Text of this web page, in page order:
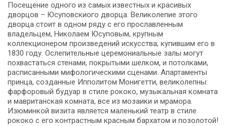
Посещение одного из самых известных и красивых
дворцов – Юсуповскиого дворца. Великолепие этого
дворца стоит в одном ряду с его прославленным
владельцем, Николаем Юсуповым, крупным
коллекционером произведений искусства, купившим его в
1830 году. Ослепительные церемониальные залы могут
похвастаться стенами, покрытыми шелком, и потолками,
расписанными мифологическими сценами. Апартаменты
принца, созданные Ипполитом Монигетти, великолепны:
фарфоровый будуар в стиле рококо, музыкальная комната
и мавританская комната, все из мозаики и мрамора.
Изюминкой визита является маленький театр в стиле
рококо с его контрастным красным бархатом и позолотой!